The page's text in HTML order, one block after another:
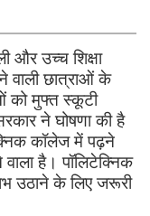
और उच्च शिक्षा
वाली छात्राओं के
को मुफ्त स्कूटी
ने घोषणा की है
कॉलेज में पढ़ने
है। पॉलिटेक्निक
उठाने के लिए जरूरी